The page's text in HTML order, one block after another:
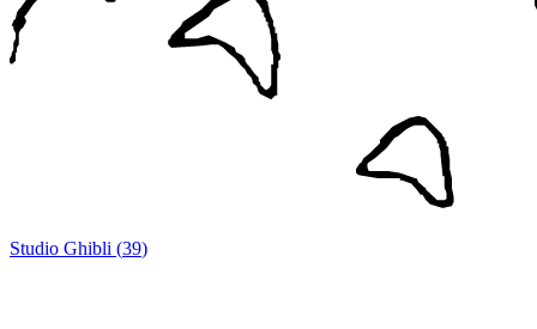
Studio Ghibli (39)